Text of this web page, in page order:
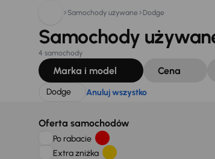
Samochody używane Dodge
Samochody
4 samochody
Marka i model Cena
Dodge Anuluj wszystko
Oferta samochodów
Po rabacie
Extra zniżka